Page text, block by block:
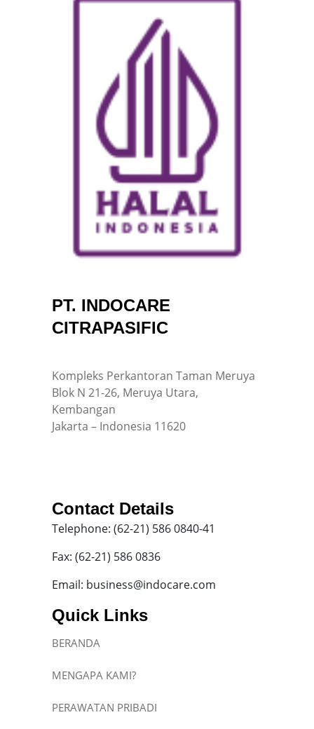
PT. INDOCARE
CITRAPASIFIC
Kompleks Perkantoran Taman Meruya
Blok N 21-26, Meruya Utara,
Kembangan
Jakarta – Indonesia 11620
Contact Details
Telephone: (62-21) 586 0840-41
Fax: (62-21) 586 0836
Email: business@indocare.com
Quick Links
BERANDA
MENGAPA KAMI?
PERAWATAN PRIBADI